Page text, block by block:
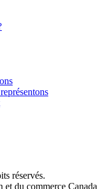
réservés.
et du commerce Canada